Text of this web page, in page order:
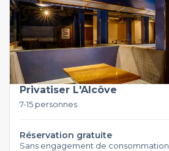
Privatiser L'Alcôve
7-15 personnes
Réservation gratuite
Sans engagement de consommation